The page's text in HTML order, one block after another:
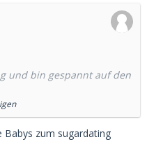
und bin gespannt auf den
Luxus im Leben. Daher
Anlass besonderen
- mit dem Vorteil in
zum sugardating